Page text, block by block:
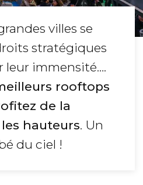
villes se
stratégiques
leur immensité….
rooftops
de la
hauteurs. Un
du ciel !